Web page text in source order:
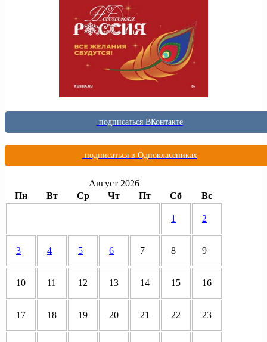
подписаться ВКонтакте
подписаться в Одноклассниках
Август 2026
Пн
Вт Ср Чт Пт Сб Вс
1 2
3 4 5 6 7 8 9
10 11 12 13 14 15 16
17 18 19 20 21 22 23